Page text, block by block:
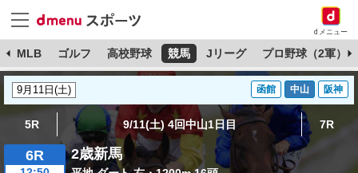
dメニュー
MLB ゴルフ 高校野球 競馬 Jリーグ プロ野球（2軍）
函館 中山 阪神
5R 9/11(土) 4回中山1日目 7R
6R 2歳新馬